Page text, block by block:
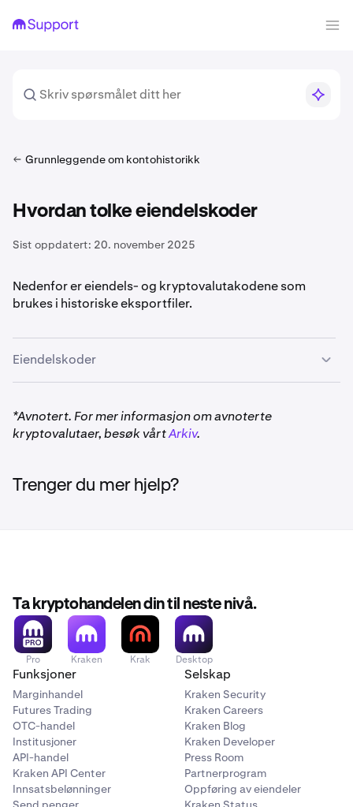
Grunnleggende om kontohistorikk
Hvordan tolke eiendelskoder
Sist oppdatert: 20. november 2025
Nedenfor er eiendels- og kryptovalutakodene som
brukes i historiske eksportfiler.
Eiendelskoder
*Avnotert. For mer informasjon om avnoterte
kryptovalutaer, besøk vårtArkiv.
Trenger du mer hjelp?
Ta kryptohandelen din til neste nivå.
Pro Kraken Krak Desktop
Funksjoner
Marginhandel
Futures Trading
OTC-handel
Institusjoner
API-handel
Kraken API Center
Innsatsbelønninger
Selskap
Kraken Security
Kraken Careers
Kraken Blog
Kraken Developer
Press Room
Partnerprogram
Oppføring av eiendeler